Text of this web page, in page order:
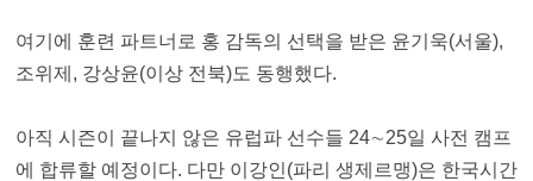
여기에 훈련 파트너로 홍 감독의 선택을 받은 윤기욱(서울),
조위제, 강상윤(이상 전북)도 동행했다.
아직 시즌이 끝나지 않은 유럽파 선수들 24∼25일 사전 캠프
에 합류할 예정이다. 다만 이강인(파리 생제르맹)은 한국시간